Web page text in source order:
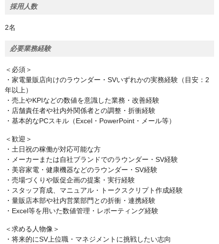
採用人数
2名
必要業務経験
＜必須＞
・家電量販店向けのラウンダー・SVいずれかの実務経験（目安：2
年以上）
・売上やKPIなどの数値を意識した業務・改善経験
・店舗責任者や社内外関係者との調整・折衝経験
・基本的なPCスキル（Excel・PowerPoint・メール等）
＜歓迎＞
・土日祝の稼働が対応可能な方
・メーカーまたは自社ブランドでのラウンダー・SV経験
・美容家電・健康機器などのラウンダー・SV経験
・売場づくりや販促企画の提案・実行経験
・スタッフ育成、マニュアル・トークスクリプト作成経験
・量販店本部や社内営業部門との折衝・連携経験
・Excel等を用いた数値管理・レポーティング経験
＜求める人物像＞
・将来的にSV上位職・マネジメントに挑戦したい志向